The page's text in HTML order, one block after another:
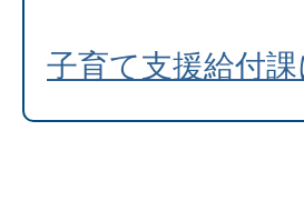
子育て支援給付